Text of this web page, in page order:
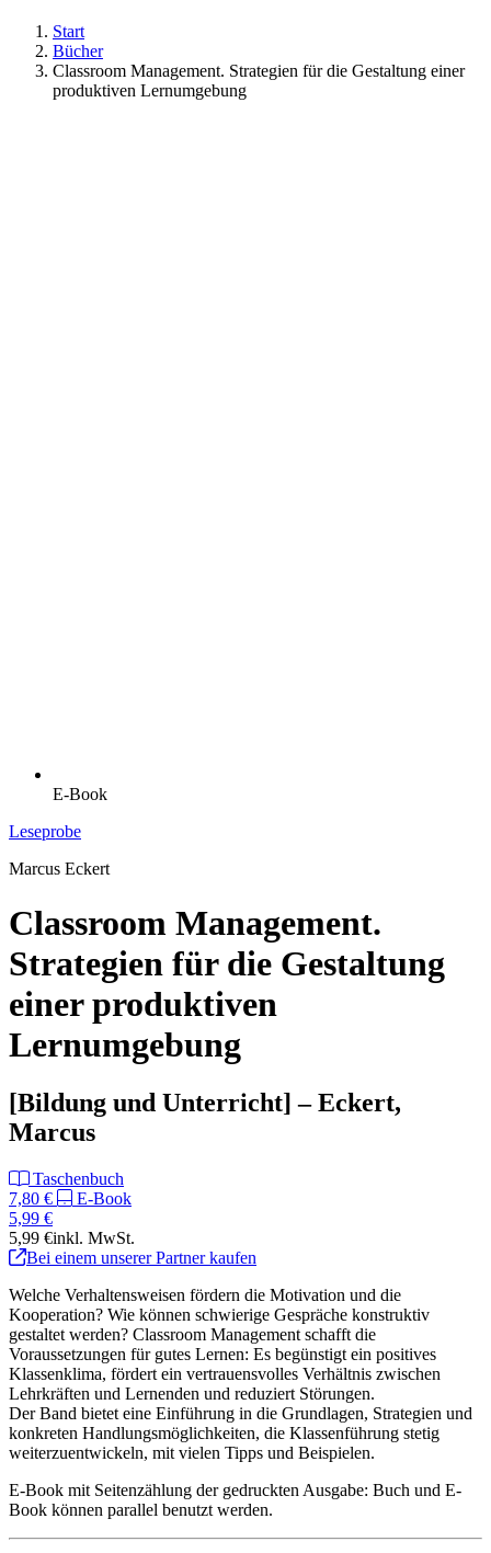
Start
Bücher
Classroom Management. Strategien für die Gestaltung einer
produktiven Lernumgebung
E-Book
Leseprobe
Marcus Eckert
Classroom Management.
Strategien für die Gestaltung
einer produktiven
Lernumgebung
[Bildung und Unterricht] – Eckert,
Marcus
Taschenbuch
7,80 €
E-Book
5,99 €
5,99 €inkl. MwSt.
Bei einem unserer Partner kaufen
Welche Verhaltensweisen fördern die Motivation und die
Kooperation? Wie können schwierige Gespräche konstruktiv
gestaltet werden? Classroom Management schafft die
Voraussetzungen für gutes Lernen: Es begünstigt ein positives
Klassenklima, fördert ein vertrauensvolles Verhältnis zwischen
Lehrkräften und Lernenden und reduziert Störungen.
Der Band bietet eine Einführung in die Grundlagen, Strategien und
konkreten Handlungsmöglichkeiten, die Klassenführung stetig
weiterzuentwickeln, mit vielen Tipps und Beispielen.
E-Book mit Seitenzählung der gedruckten Ausgabe: Buch und E-
Book können parallel benutzt werden.